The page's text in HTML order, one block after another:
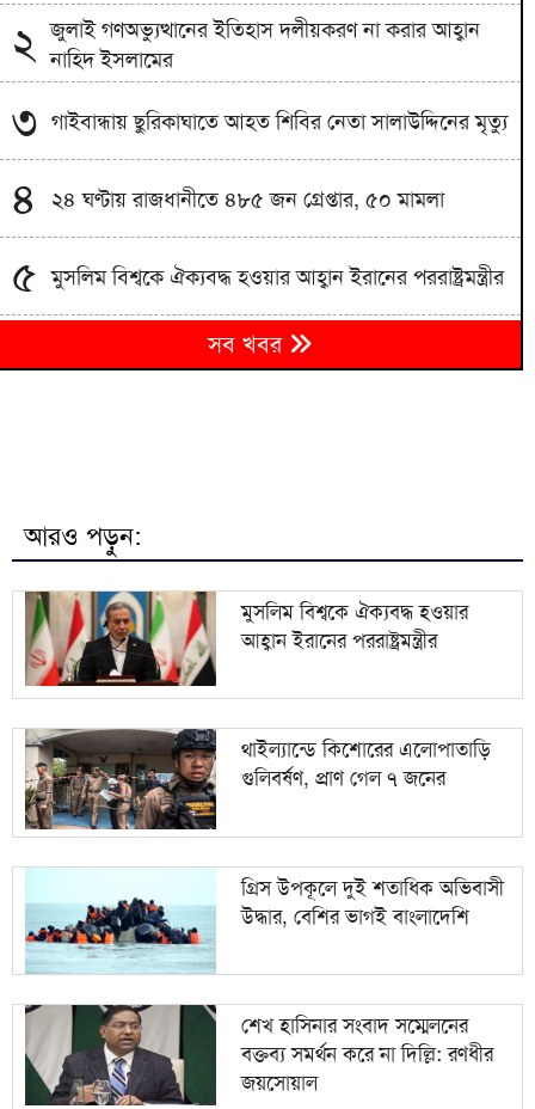
২
জুলাই গণঅভ্যুত্থানের ইতিহাস দলীয়করণ না করার আহ্বান
নাহিদ ইসলামের
৩ গাইবান্ধায় ছুরিকাঘাতে আহত শিবির নেতা সালাউদ্দিনের মৃত্যু
৪ ২৪ ঘণ্টায় রাজধানীতে ৪৮৫ জন গ্রেপ্তার, ৫০ মামলা
৫ মুসলিম বিশ্বকে ঐক্যবদ্ধ হওয়ার আহ্বান ইরানের পররাষ্ট্রমন্ত্রীর
নাশকতার পরিকল্পনা করছেন হাসিনা
গ্রেপ্তার
৯
পারে বজ্রঝড়
১০ শাহজালাল বিমানবন্দরের বলাকা লাউঞ্জে আগুন
সব খবর
আরও পড়ুন:
মুসলিম বিশ্বকে ঐক্যবদ্ধ হওয়ার
আহ্বান ইরানের পররাষ্ট্রমন্ত্রীর
থাইল্যান্ডে কিশোরের এলোপাতাড়ি
গুলিবর্ষণ, প্রাণ গেল ৭ জনের
গ্রিস উপকূলে দুই শতাধিক অভিবাসী
উদ্ধার, বেশির ভাগই বাংলাদেশি
শেখ হাসিনার সংবাদ সম্মেলনের
বক্তব্য সমর্থন করে না দিল্লি: রণধীর
জয়সোয়াল